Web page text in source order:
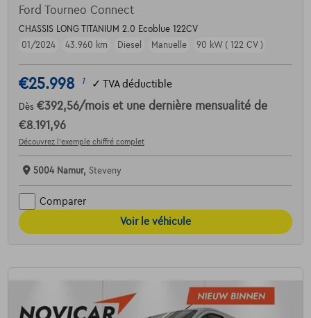
Ford Tourneo Connect
CHASSIS LONG TITANIUM 2.0 Ecoblue 122CV
01/2024
43.960 km Diesel Manuelle 90 kW ( 122 CV )
€25.998 1 ✓ TVA déductible
Dès €392,56/mois et une dernière mensualité de
€8.191,96
Découvrez l’exemple chiffré complet
5004 Namur, Steveny
Comparer
Voir le véhicule